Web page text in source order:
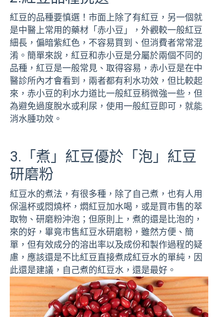
紅豆的品種要慎選！市面上除了有紅豆，另一個就
是中醫上常用的藥材「赤小豆」，外觀較一般紅豆
細長，偏暗紫紅色，不容易買到、但消費者常常混
淆。簡單來說，紅豆和赤小豆是分屬於兩個不同的
品種，紅豆是一般常見、取得容易，赤小豆是在中
醫診所內才會看到，兩者都有利水功效，但比較起
來，赤小豆的利水力道比一般紅豆稍微強一些，但
為避免過度脫水或利尿，使用一般紅豆即可，就能
消水腫功效。
3.「煮」紅豆優於「泡」紅豆
研磨粉
紅豆水的煮法，有很多種，除了自己煮，也有人用
保溫杯或悶燒杯，燜紅豆加水喝，或是買市售的萃
取物、研磨粉沖泡；但原則上，煮的還是比泡的，
來的好，畢竟市售紅豆水研磨粉，雖然方便、簡
單，但有效成分的溶出率以及成份和製作過程的疑
慮，應該還是不比紅豆直接煮成紅豆水的單純，因
此還是建議，自己煮的紅豆水，還是最好。